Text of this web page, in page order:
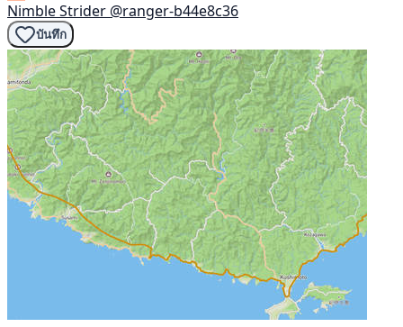
Nimble Strider @ranger-b44e8c36
บันทึก